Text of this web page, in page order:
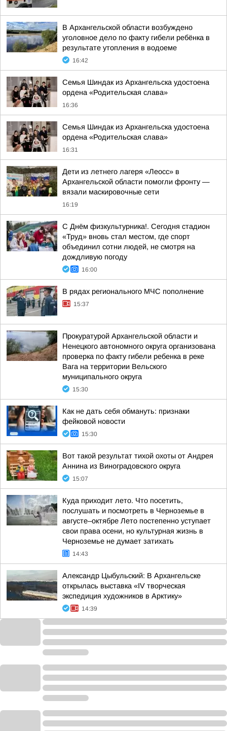
В Архангельской области возбуждено
уголовное дело по факту гибели ребёнка в
результате утопления в водоеме
16:42
Семья Шиндак из Архангельска удостоена
ордена «Родительская слава»
16:36
Семья Шиндак из Архангельска удостоена
ордена «Родительская слава»
16:31
Дети из летнего лагеря «Леосс» в
Архангельской области помогли фронту —
вязали маскировочные сети
16:19
С Днём физкультурника!. Сегодня стадион
«Труд» вновь стал местом, где спорт
объединил сотни людей, не смотря на
дождливую погоду
16:00
В рядах регионального МЧС пополнение
15:37
Прокуратурой Архангельской области и
Ненецкого автономного округа организована
проверка по факту гибели ребенка в реке
Вага на территории Вельского
муниципального округа
15:30
Как не дать себя обмануть: признаки
фейковой новости
15:30
Вот такой результат тихой охоты от Андрея
Аннина из Виноградовского округа
15:07
Куда приходит лето. Что посетить,
послушать и посмотреть в Черноземье в
августе–октябре Лето постепенно уступает
свои права осени, но культурная жизнь в
Черноземье не думает затихать
14:43
Александр Цыбульский: В Архангельске
открылась выставка «IV творческая
экспедиция художников в Арктику»
14:39